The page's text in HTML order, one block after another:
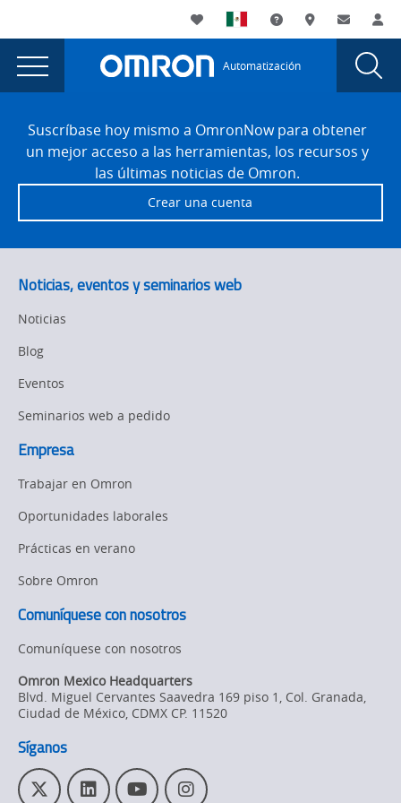
currently
viewing
the
Quality
Inspection
Label
page.
Utility
Navigation
My List Soporte DóndeContacto
Main
Navigation
Automatización
Print
Quality
Inspection
Label
Requirements
FooterSuscríbase hoy mismo a OmronNow para obtener
un mejor acceso a las herramientas, los recursos y
las últimas noticias de Omron.
Crear una cuenta
Noticias, eventos y seminarios web
Noticias
Blog
Eventos
Seminarios web a pedido
Empresa
Trabajar en Omron
Oportunidades laborales
Prácticas en verano
Sobre Omron
Comuníquese con nosotros
Comuníquese con nosotros
Omron Mexico Headquarters
Blvd. Miguel Cervantes Saavedra 169 piso 1, Col. Granada,
Ciudad de México, CDMX CP. 11520
Síganos
T L Y I